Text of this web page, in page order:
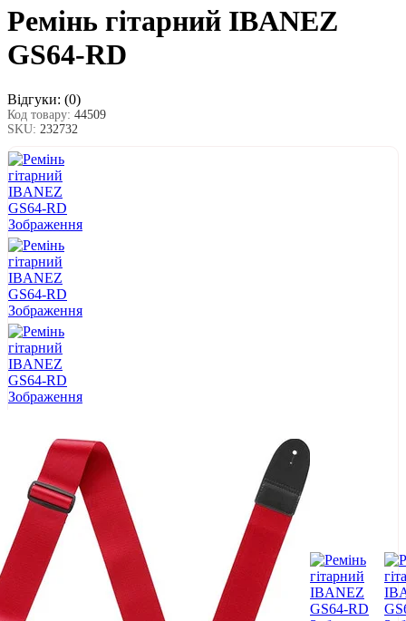
Ремінь гітарний IBANEZ
GS64-RD
Відгуки: (0)
Код товару: 44509
SKU: 232732